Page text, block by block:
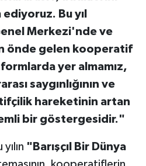
Bu yıl
Merkezi'nde ve
önde gelen kooperatif
yer almamız,
saygınlığının ve
hareketinin artan
bir göstergesidir."
"Barışçıl Bir Dünya